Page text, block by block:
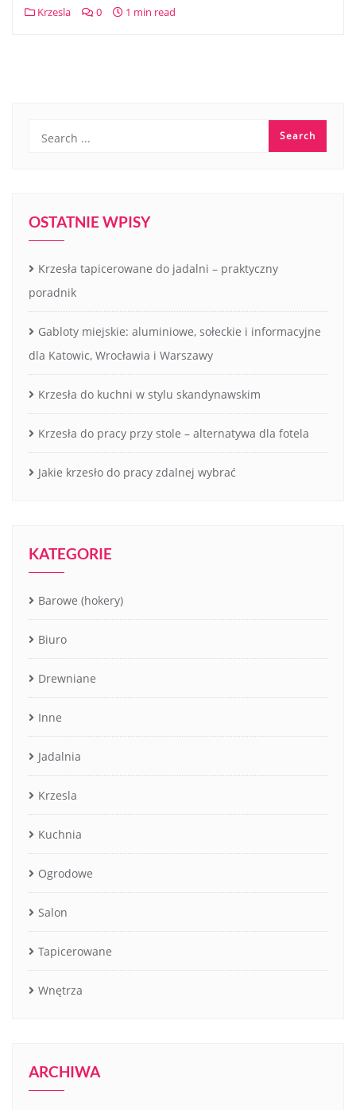
Krzesla 0 1 min read
OSTATNIE WPISY
Krzesła tapicerowane do jadalni – praktyczny
poradnik
Gabloty miejskie: aluminiowe, sołeckie i informacyjne
dla Katowic, Wrocławia i Warszawy
Krzesła do kuchni w stylu skandynawskim
Krzesła do pracy przy stole – alternatywa dla fotela
Jakie krzesło do pracy zdalnej wybrać
KATEGORIE
Barowe (hokery)
Biuro
Drewniane
Inne
Jadalnia
Krzesla
Kuchnia
Ogrodowe
Salon
Tapicerowane
Wnętrza
ARCHIWA